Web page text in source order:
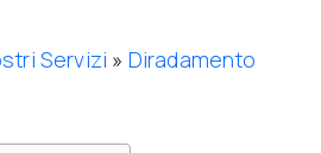
Servizi » Diradamento